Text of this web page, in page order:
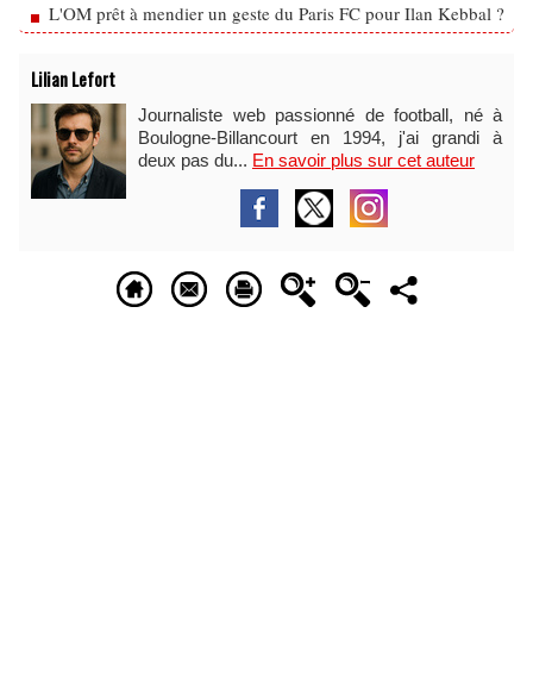
L'OM prêt à mendier un geste du Paris FC pour Ilan Kebbal ?
Lilian Lefort
Journaliste web passionné de football, né à
Boulogne-Billancourt en 1994, j'ai grandi à
deux pas du... En savoir plus sur cet auteur